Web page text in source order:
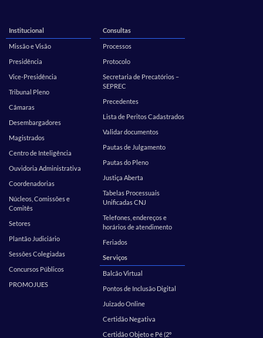
Institucional
Missão e Visão
Presidência
Vice-Presidência
Tribunal Pleno
Câmaras
Desembargadores
Magistrados
Centro de Inteligência
Ouvidoria Administrativa
Coordenadorias
Núcleos, Comissões e
Comitês
Setores
Plantão Judiciário
Sessões Colegiadas
Concursos Públicos
PROMOJUES
Consultas
Processos
Protocolo
Secretaria de Precatórios –
SEPREC
Precedentes
Lista de Peritos Cadastrados
Validar documentos
Pautas de Julgamento
Pautas do Pleno
Justiça Aberta
Tabelas Processuais
Unificadas CNJ
Telefones, endereços e
horários de atendimento
Feriados
Serviços
Balcão Virtual
Pontos de Inclusão Digital
Juizado Online
Certidão Negativa
Certidão Objeto e Pé (2º